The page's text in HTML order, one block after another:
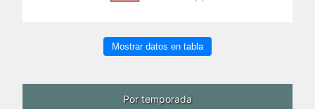
Mostrar datos en tabla
Por temporada